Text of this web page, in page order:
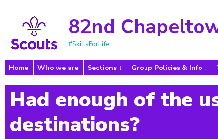
82nd
#SkillsForLife
Home Who we are Sections Group Policies & Info
Had enough of the
destinations?